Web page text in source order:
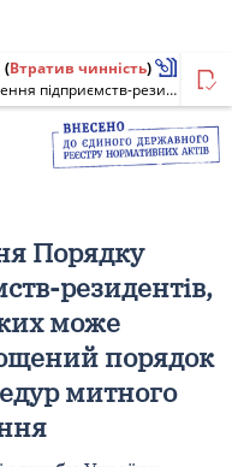
(Втратив чинність)
Про затвердження Порядку визначення підприємств-резидентів, щодо товарів яких може встановлюватися спрощений порядок застосування процедур митного оформлення